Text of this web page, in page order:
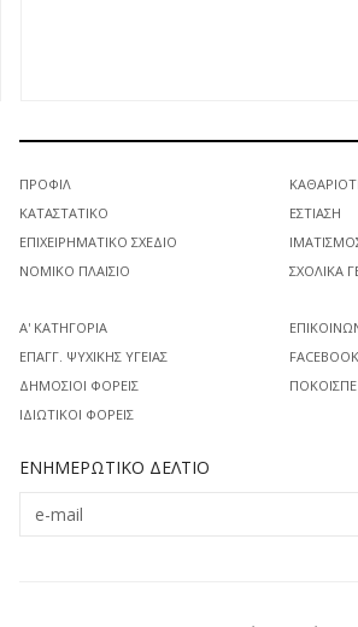
ΠΡΟΦΊΛ
ΚΑΤΑΣΤΑΤΙΚΌ
ΕΠΙΧΕΙΡΗΜΑΤΙΚΌ ΣΧΈΔΙΟ
ΝΟΜΙΚΌ ΠΛΑΊΣΙΟ
ΕΣΤΊΑΣΗ
ΣΧΟΛΙΚΆ
Α' ΚΑΤΗΓΟΡΊΑ
ΕΠΑΓΓ. ΨΥΧΙΚΉΣ ΥΓΕΊΑΣ
ΔΗΜΌΣΙΟΙ ΦΟΡΕΊΣ
ΙΔΙΩΤΙΚΟΊ ΦΟΡΕΊΣ
FACEBOOK
ΠΟΚΟΙΣΠΕ
ΕΝΗΜΕΡΩΤΙΚΌ ΔΕΛΤΊΟ